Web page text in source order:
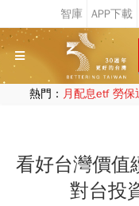
熱門： 月配息etf 勞保
看好台灣價值
對台投